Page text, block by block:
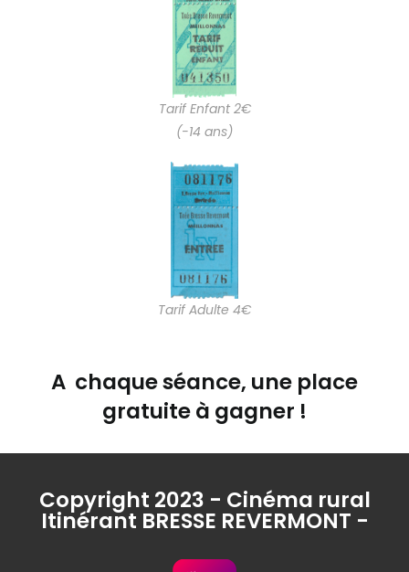
Tarif Enfant 2€
(-14 ans)
Tarif Adulte 4€
A chaque séance, une place
gratuite à gagner !
Copyright 2023 - Cinéma rural
Itinérant BRESSE REVERMONT -